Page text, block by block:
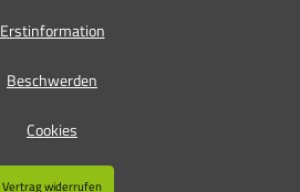
Erstinformation
Beschwerden
Cookies
Vertrag widerrufen